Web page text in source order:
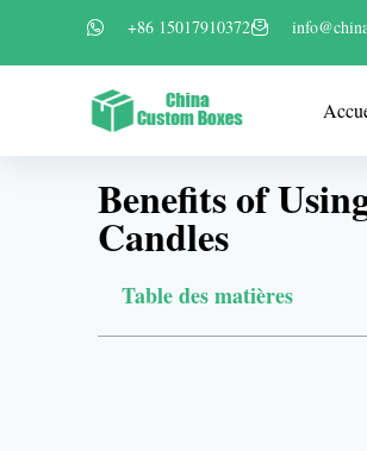
+86 15017910372
Benefits of
Candles
Table des matières